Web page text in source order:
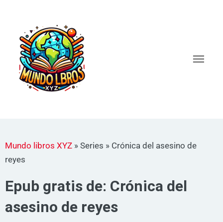
contenido
Mundo libros XYZ » Series » Crónica del asesino de
reyes
Epub gratis de: Crónica del
asesino de reyes